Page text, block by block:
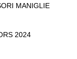
MANIGLIE
2024